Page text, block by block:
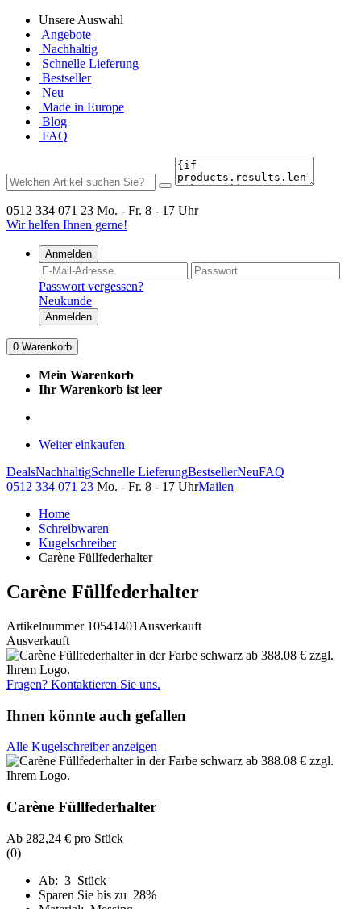
Unsere Auswahl
Angebote
Nachhaltig
Schnelle Lieferung
Bestseller
Neu
Made in Europe
Blog
FAQ
0512 334 071 23 Mo. - Fr. 8 - 17 Uhr
Wir helfen Ihnen gerne!
Anmelden
Passwort vergessen?
Neukunde
Anmelden
0 Warenkorb
Mein Warenkorb
Ihr Warenkorb ist leer
Weiter einkaufen
DealsNachhaltigSchnelle LieferungBestsellerNeuFAQ
0512 334 071 23 Mo. - Fr. 8 - 17 UhrMailen
Home
Schreibwaren
Kugelschreiber
Carène Füllfederhalter
Carène Füllfederhalter
Artikelnummer 10541401 Ausverkauft
Ausverkauft
Fragen? Kontaktieren Sie uns.
Ihnen könnte auch gefallen
Alle Kugelschreiber anzeigen
Carène Füllfederhalter
Ab 282,24 € pro Stück
(0)
Ab: 3 Stück
Sparen Sie bis zu 28%